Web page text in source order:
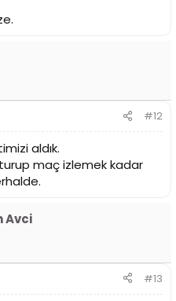
#12
aldık.
maç izlemek kadar
Avci
#13